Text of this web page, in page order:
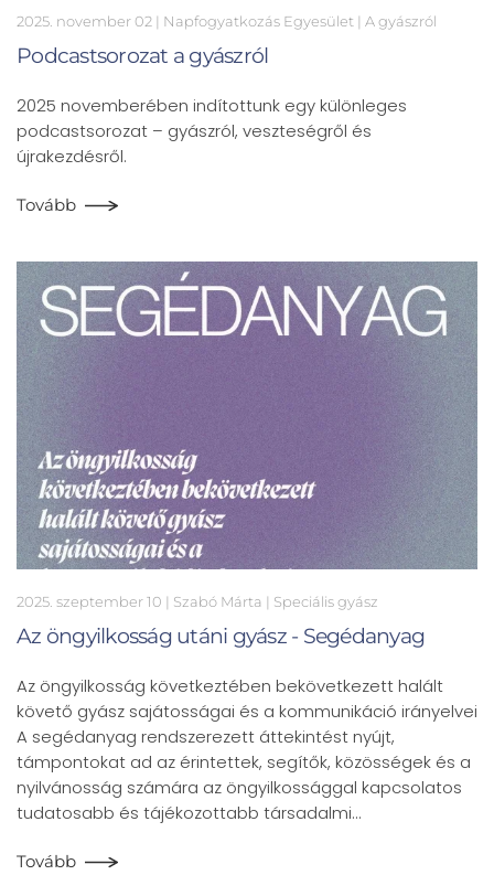
2025. november 02 | Napfogyatkozás Egyesület | A gyászról
Podcastsorozat a gyászról
2025 novemberében indítottunk egy különleges
podcastsorozat – gyászról, veszteségről és
újrakezdésről.
Tovább
2025. szeptember 10 | Szabó Márta | Speciális gyász
Az öngyilkosság utáni gyász - Segédanyag
Az öngyilkosság következtében bekövetkezett halált
követő gyász sajátosságai és a kommunikáció irányelvei
A segédanyag rendszerezett áttekintést nyújt,
támpontokat ad az érintettek, segítők, közösségek és a
nyilvánosság számára az öngyilkossággal kapcsolatos
tudatosabb és tájékozottabb társadalmi…
Tovább